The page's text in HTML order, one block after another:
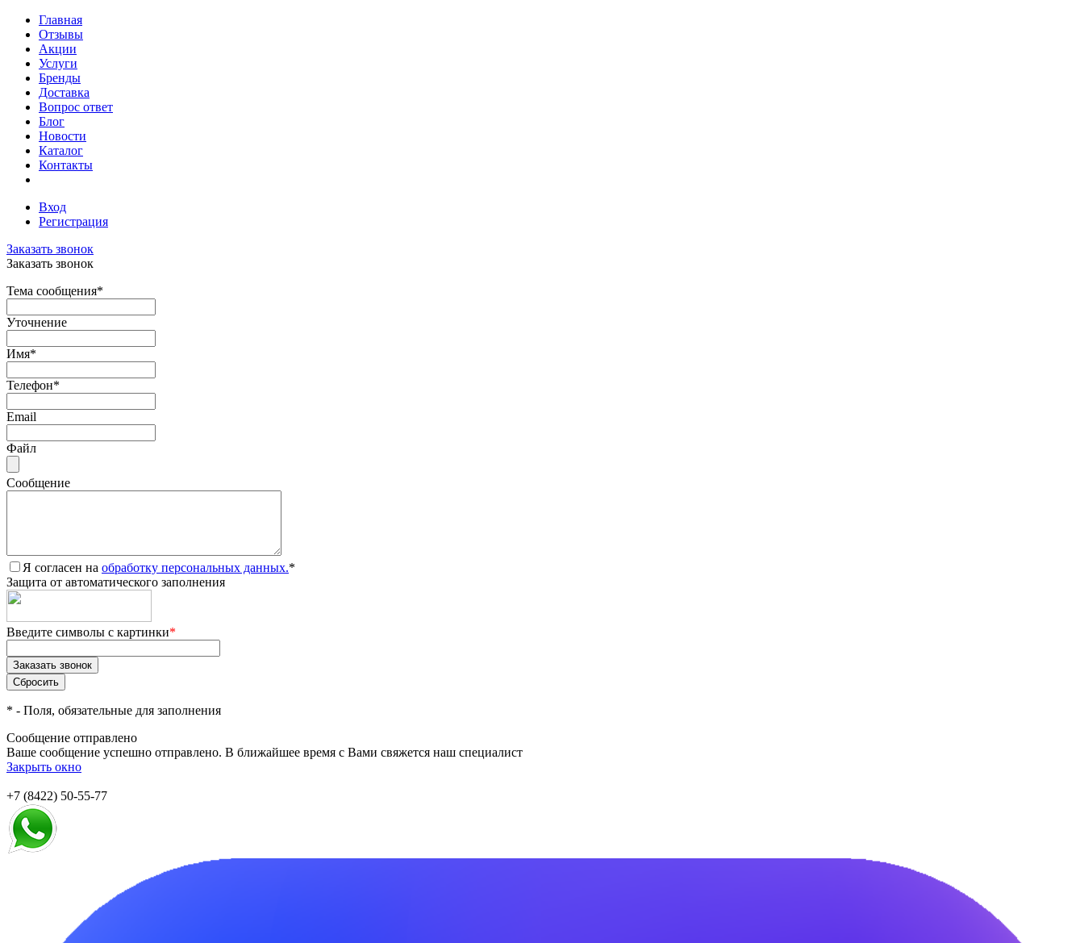
Главная
Отзывы
Акции
Услуги
Бренды
Доставка
Вопрос ответ
Блог
Новости
Каталог
Контакты
Вход
Регистрация
Заказать звонок
Заказать звонок
Тема сообщения*
Уточнение
Имя*
Телефон*
Email
Файл
Сообщение
Я согласен на обработку персональных данных.*
Защита от автоматического заполнения
Введите символы с картинки*
* - Поля, обязательные для заполнения
Сообщение отправлено
Ваше сообщение успешно отправлено. В ближайшее время с Вами свяжется наш специалист
Закрыть окно
+7 (8422) 50-55-77